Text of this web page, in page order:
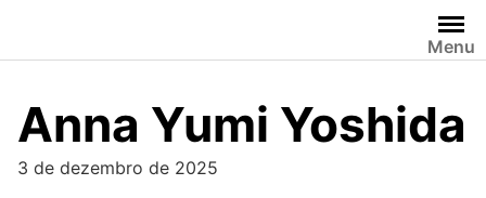
content
Menu
Anna Yumi Yoshida
3 de dezembro de 2025